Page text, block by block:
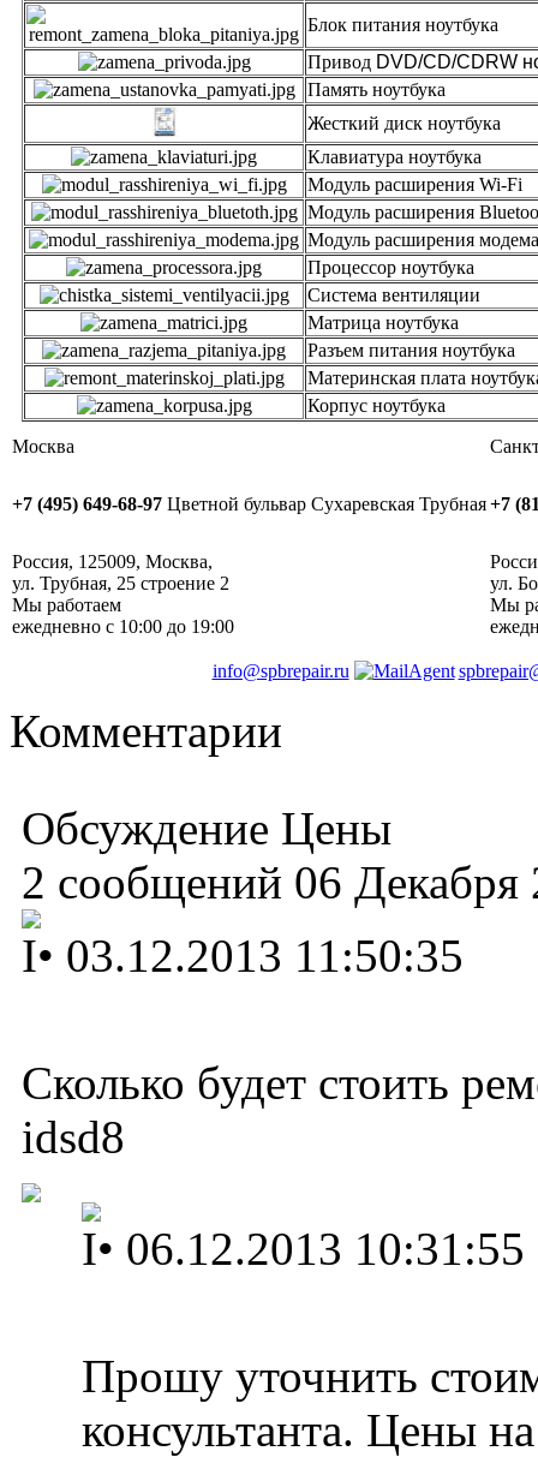
Блок питания ноутбука
Привод DVD/
Память ноутбука
Жесткий диск ноутбука
Клавиатура ноутбука
Модуль расширения Wi-Fi
Модуль расширения
Модуль расширения модема
Процессор ноутбука
Система вентиляции
Матрица ноутбука
Разъем питания ноутбука
Материнская плата
Корпус ноутбука
Москва
+7 (495) 649-68-97 Цветной бульвар Сухаревская Трубная+7
Россия, 125009, Москва, ‎
ул. Трубная, 25 строение 2
Мы работаем
ежедневно с 10:00 до 19:00
ул.
Мы
info@spbrepair.ru
Комментарии
Обсуждение Цены
2 сообщений 06 Декабря
I• 03.12.2013 11:50:35
Сколько будет стоить
idsd8
I• 06.12.2013 10:31:55
Прошу уточнить
консультанта. Цены